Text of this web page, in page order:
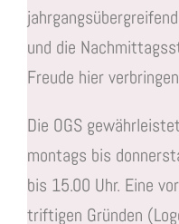
und die
Freude hier
Die OGS
montags bis
bis 15.00 Uhr. Eine
triftigen Gründen